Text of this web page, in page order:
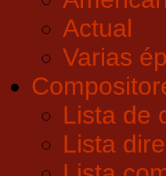
Actual
Varias
Lista de
Lista